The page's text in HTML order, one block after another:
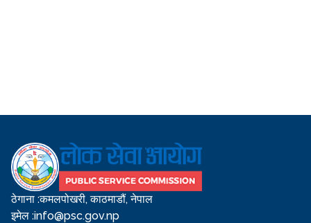
ठेगाना :कमलपोखरी, काठमाडौं, नेपाल
इमेल :info@psc.gov.np